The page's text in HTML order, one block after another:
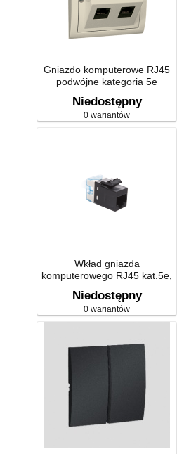
Gniazdo komputerowe RJ45
podwójne kategoria 5e
Niedostępny
0 wariantów
Wkład gniazda
komputerowego RJ45 kat.5e,
ARJ455E
Niedostępny
0 wariantów